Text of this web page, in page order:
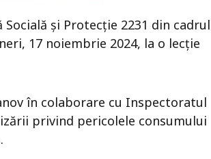
și Protecție 2231 din cadrul
17 noiembrie 2024, la o lecție
în colaborare cu Inspectoratul
privind pericolele consumului